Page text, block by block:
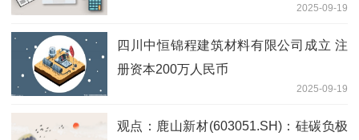
2025-09-19
四川中恒锦程建筑材料有限公司成立 注
册资本200万人民币
2025-09-19
观点：鹿山新材(603051.SH)：硅碳负极